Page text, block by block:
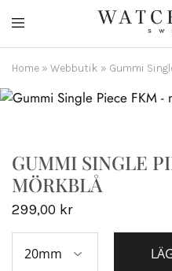
straps
and
watch
accessories
Home » Webbutik » Gummi
GUMMI SINGLE
MÖRKBLÅ
299,00 kr